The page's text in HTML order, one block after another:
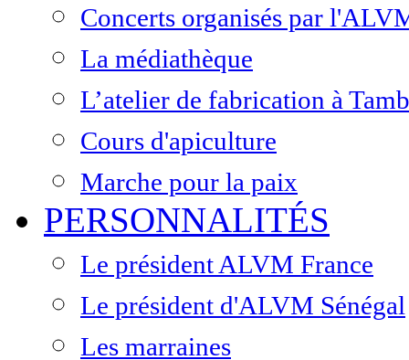
Concerts organisés par
La médiathèque
L’atelier de fabrication à
Cours d'apiculture
Marche pour la paix
PERSONNALITÉS
Le président ALVM France
Le président d'ALVM Sénégal
Les marraines